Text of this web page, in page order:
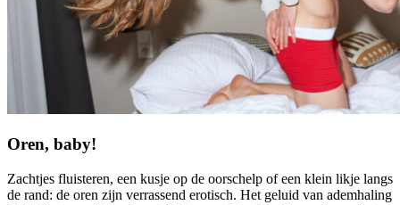
Oren, baby!
Zachtjes fluisteren, een kusje op de oorschelp of een klein likje langs
de rand: de oren zijn verrassend erotisch. Het geluid van ademhaling